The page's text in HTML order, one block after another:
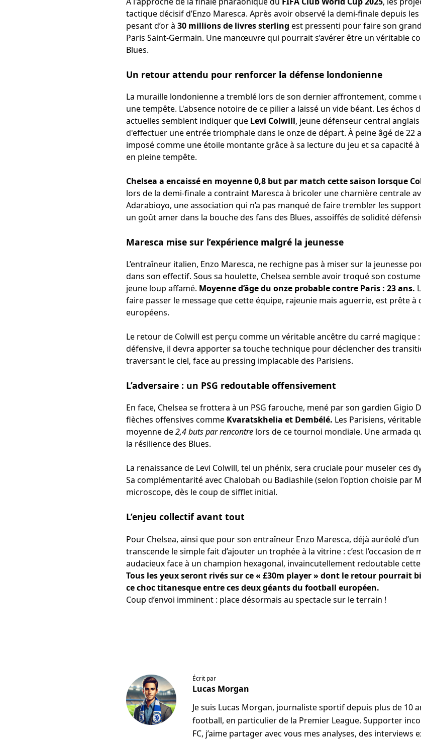
tactique décisif d’Enzo Maresca. Après avoir observé la demi-finale depuis
pesant d’or à 30 millions de livres sterling est pressenti pour faire son
Paris Saint-Germain. Une manœuvre qui pourrait s’avérer être un véritable
Blues.
Un retour attendu pour renforcer la défense londonienne
La muraille londonienne a tremblé lors de son dernier affrontement, comme
une tempête. L'absence notoire de ce pilier a laissé un vide béant. Les échos
actuelles semblent indiquer que Levi Colwill, jeune défenseur central
d'effectuer une entrée triomphale dans le onze de départ. À peine âgé de 22
imposé comme une étoile montante grâce à sa lecture du jeu et sa capacité
en pleine tempête.
Chelsea a encaissé en moyenne 0,8 but par match cette saison lorsque
lors de la demi-finale a contraint Maresca à bricoler une charnière centrale
Adarabioyo, une association qui n’a pas manqué de faire trembler les
un goût amer dans la bouche des fans des Blues, assoiffés de solidité
Maresca mise sur l’expérience malgré la jeunesse
L’entraîneur italien, Enzo Maresca, ne rechigne pas à miser sur la jeunesse
dans son effectif. Sous sa houlette, Chelsea semble avoir troqué son
jeune loup affamé. Moyenne d’âge du onze probable contre Paris : 23 ans.
faire passer le message que cette équipe, rajeunie mais aguerrie, est prête à
européens.
Le retour de Colwill est perçu comme un véritable ancêtre du carré magique
défensive, il devra apporter sa touche technique pour déclencher des
traversant le ciel, face au pressing implacable des Parisiens.
L’adversaire : un PSG redoutable offensivement
En face, Chelsea se frottera à un PSG farouche, mené par son gardien Gigio
flèches offensives comme Kvaratskhelia et Dembélé. Les Parisiens,
moyenne de2,4 buts par rencontrelors de ce tournoi mondiale. Une armada
la résilience des Blues.
La renaissance de Levi Colwill, tel un phénix, sera cruciale pour museler ces
Sa complémentarité avec Chalobah ou Badiashile (selon l'option choisie par
microscope, dès le coup de sifflet initial.
L’enjeu collectif avant tout
Pour Chelsea, ainsi que pour son entraîneur Enzo Maresca, déjà auréolé
transcende le simple fait d’ajouter un trophée à la vitrine : c’est l’occasion
audacieux face à un champion hexagonal, invaincutellement redoutable
Tous les yeux seront rivés sur ce « £30m player » dont le retour pourrait
ce choc titanesque entre ces deux géants du football européen.
Coup d’envoi imminent : place désormais au spectacle sur le terrain !
Écrit par
Lucas Morgan
Je suis Lucas Morgan, journaliste sportif depuis plus de 10
football, en particulier de la Premier League. Supporter
FC, j’aime partager avec vous mes analyses, des interviews